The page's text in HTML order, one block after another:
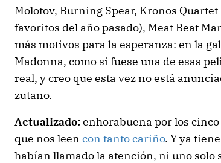
Molotov, Burning Spear, Kronos
favoritos del año pasado), Meat Beat
más motivos para la esperanza: en la
Madonna, como si fuese una de esas
real, y creo que esta vez no está
zutano.
Actualizado:enhorabuena por los cinco
que nos leen con tanto cariño. Y ya
habían llamado la atención, ni uno solo